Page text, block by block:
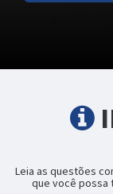
Leia as questões
que você possa